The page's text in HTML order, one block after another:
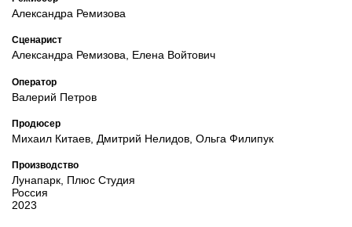
Александра Ремизова
Сценарист
Александра Ремизова, Елена Войтович
Оператор
Валерий Петров
Продюсер
Михаил Китаев, Дмитрий Нелидов, Ольга Филипук
Производство
Лунапарк, Плюс Студия
Россия
2023